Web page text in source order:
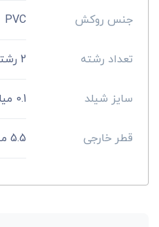
جنس روکش PVC
تعداد رشته 2 رشته
سایز شیلد 0.1 میلی‌ متر
قطر خارجی 5.5 میلی متر